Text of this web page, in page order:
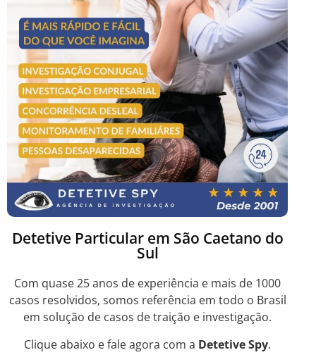
Detetive Particular em São Caetano do
Sul
Com quase 25 anos de experiência e mais de 1000
casos resolvidos, somos referência em todo o Brasil
em solução de casos de traição e investigação.
Clique abaixo e fale agora com a Detetive Spy.